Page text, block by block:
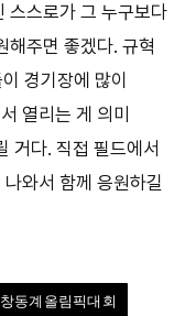
스스로가 그 누구보다
해주면 좋겠다. 규혁
경기장에 많이
열리는 게 의미
거다. 직접 필드에서
와서 함께 응원하길
동계올림픽대회